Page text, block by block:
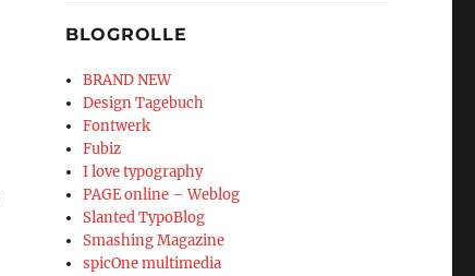
BLOGROLLE
BRAND NEW
Design Tagebuch
Fontwerk
Fubiz
I love typography
PAGE online – Weblog
Slanted TypoBlog
Smashing Magazine
spicOne multimedia